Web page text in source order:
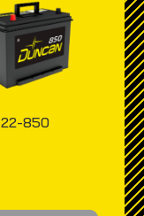
22-850